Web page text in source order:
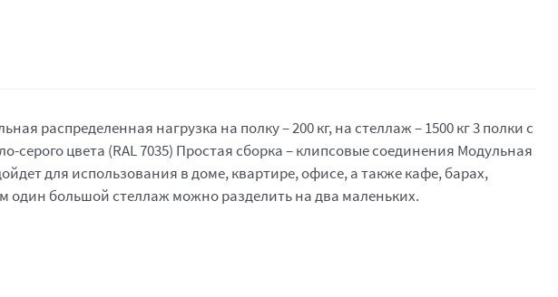
распределенная нагрузка на полку – 200 кг, на стеллаж – 1500 кг 3 полки с
цвета (RAL 7035) Простая сборка – клипсовые соединения Модульная
для использования в доме, квартире, офисе, а также кафе, барах,
один большой стеллаж можно разделить на два маленьких.